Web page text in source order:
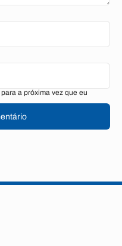
a próxima vez que eu